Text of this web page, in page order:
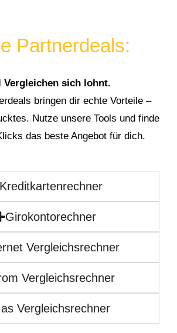
Partnerdeals:
Vergleichen sich lohnt.
bringen dir echte Vorteile –
Nutze unsere Tools und finde
das beste Angebot für dich.
Girokontorechner
Vergleichsrechner
Vergleichsrechner
Vergleichsrechner